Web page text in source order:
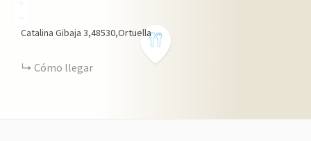
Catalina Gibaja 3,48530,Ortuella
Cómo llegar